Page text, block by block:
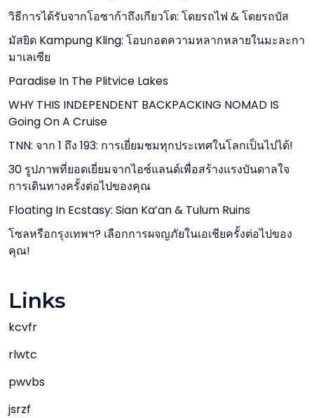
วิธีการได้รับจากโอซาก้าถึงเกียวโต: โดยรถไฟ & โดยรถบัส
มัสยิด Kampung Kling: โอบกอดความหลากหลายในมะละกา
มาเลเซีย
Paradise In The Plitvice Lakes
WHY THIS INDEPENDENT BACKPACKING NOMAD IS
Going On A Cruise
TNN: จาก 1 ถึง 193: การเยี่ยมชมทุกประเทศในโลกเป็นไปได้!
30 รูปภาพที่ยอดเยี่ยมจากไอซ์แลนด์เพื่อสร้างแรงบันดาลใจ
การเดินทางครั้งต่อไปของคุณ
Floating In Ecstasy: Sian Ka’an & Tulum Ruins
โซลหรือกรุงเทพฯ? เลือกการผจญภัยในเอเชียครั้งต่อไปของ
คุณ!
Links
kcvfr
rlwtc
pwvbs
jsrzf